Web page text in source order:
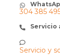
304 385
Servicio
Servicio y